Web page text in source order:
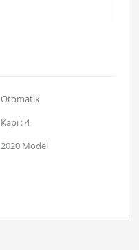
Otomatik
Kapı : 4
2020 Model